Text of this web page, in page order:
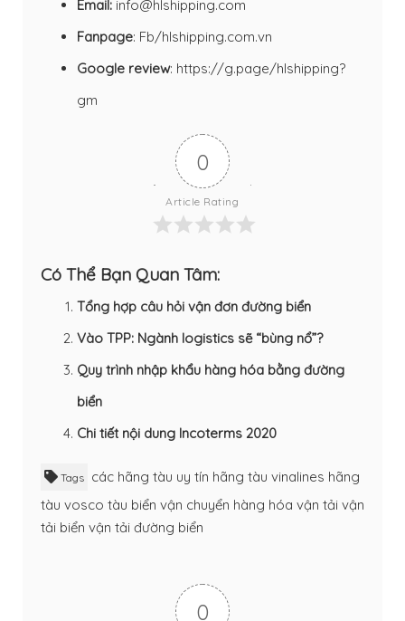
Email: info@hlshipping.com
Fanpage: Fb/hlshipping.com.vn
Google review: https://g.page/hlshipping?
gm
0
Article Rating
Có Thể Bạn Quan Tâm:
Tổng hợp câu hỏi vận đơn đường biển
Vào TPP: Ngành logistics sẽ “bùng nổ”?
Quy trình nhập khẩu hàng hóa bằng đường
biển
Chi tiết nội dung Incoterms 2020
Tags các hãng tàu uy tín hãng tàu vinalines hãng
tàu vosco tàu biển vận chuyển hàng hóa vận tải vận
tải biển vận tải đường biển
0